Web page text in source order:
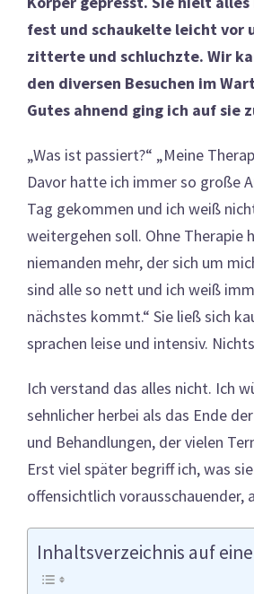
fest und schaukelte leicht vor
zitterte und schluchzte. Wir
den diversen Besuchen im
Gutes ahnend ging ich auf sie
„Was ist passiert?“ „Meine
Davor hatte ich immer so große
Tag gekommen und ich weiß
weitergehen soll. Ohne Therapie
niemanden mehr, der sich um
sind alle so nett und ich weiß
nächstes kommt.“ Sie ließ sich
sprachen leise und intensiv.
Ich verstand das alles nicht. Ich
sehnlicher herbei als das Ende
und Behandlungen, der vielen
Erst viel später begriff ich, was
offensichtlich vorausschauender,
Inhaltsverzeichnis auf